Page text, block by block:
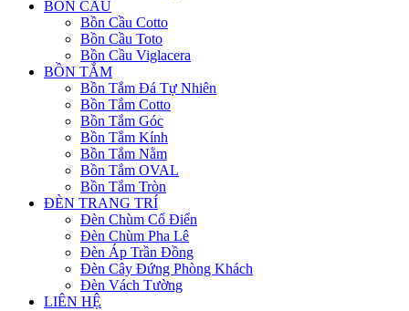
BỒN CẦU
Bồn Cầu Cotto
Bồn Cầu Toto
Bồn Cầu Viglacera
BỒN TẮM
Bồn Tắm Đá Tự Nhiên
Bồn Tắm Cotto
Bồn Tắm Góc
Bồn Tắm Kính
Bồn Tắm Nằm
Bồn Tắm OVAL
Bồn Tắm Tròn
ĐÈN TRANG TRÍ
Đèn Chùm Cổ Điển
Đèn Chùm Pha Lê
Đèn Áp Trần Đồng
Đèn Cây Đứng Phòng Khách
Đèn Vách Tường
LIÊN HỆ